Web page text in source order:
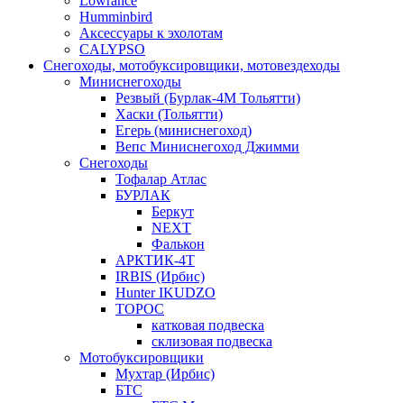
Humminbird
Аксессуары к эхолотам
CALYPSO
Снегоходы, мотобуксировщики, мотовездеходы
Миниснегоходы
Резвый (Бурлак-4М Тольятти)
Хаски (Тольятти)
Егерь (миниснегоход)
Вепс Миниснегоход Джимми
Снегоходы
Тофалар Атлас
БУРЛАК
Беркут
NEXT
Фалькон
АРКТИК-4Т
IRBIS (Ирбис)
Hunter IKUDZO
ТОРОС
катковая подвеска
склизовая подвеска
Мотобуксировщики
Мухтар (Ирбис)
БТС